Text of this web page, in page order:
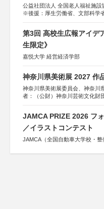
公益社団法人 全国老人福祉施設
※後援：厚生労働省、文部科学
第3回 高校生広報アイデ
生限定》
嘉悦大学 経営経済学部
神奈川県美術展 2027 作
神奈川県美術展委員会、神奈川
者：（公財）神奈川芸術文化財
JAMCA PRIZE 2026 フ
／イラストコンテスト
JAMCA（全国自動車大学校・整